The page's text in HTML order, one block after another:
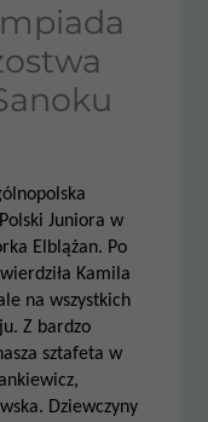
Juniora w
Elblążan. Po
Kamila
na wszystkich
Z bardzo
sztafeta w
Dziewczyny